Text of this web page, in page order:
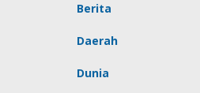
Berita
Daerah
Dunia